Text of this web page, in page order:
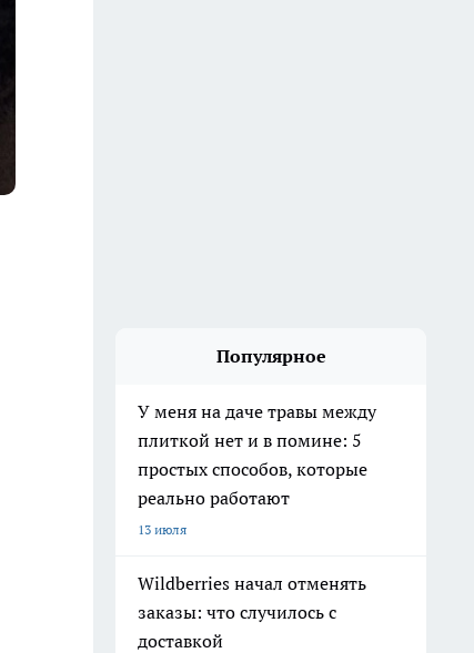
Популярное
У меня на даче травы между
плиткой нет и в помине: 5
простых способов, которые
реально работают
13 июля
Wildberries начал отменять
заказы: что случилось с
доставкой